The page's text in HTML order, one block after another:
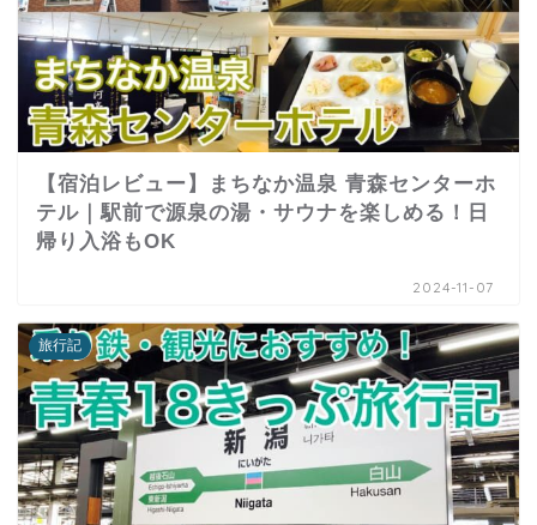
【宿泊レビュー】まちなか温泉 青森センターホ
テル｜駅前で源泉の湯・サウナを楽しめる！日
帰り入浴もOK
2024-11-07
旅行記